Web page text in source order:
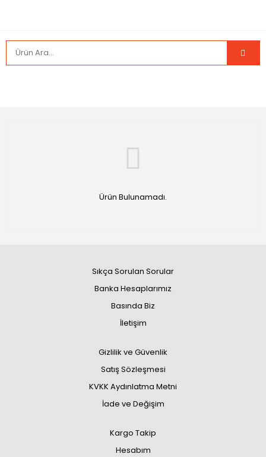
Ürün Bulunamadı.
Sıkça Sorulan Sorular
Banka Hesaplarımız
Basında Biz
İletişim
Gizlilik ve Güvenlik
Satış Sözleşmesi
KVKK Aydınlatma Metni
İade ve Değişim
Kargo Takip
Hesabım